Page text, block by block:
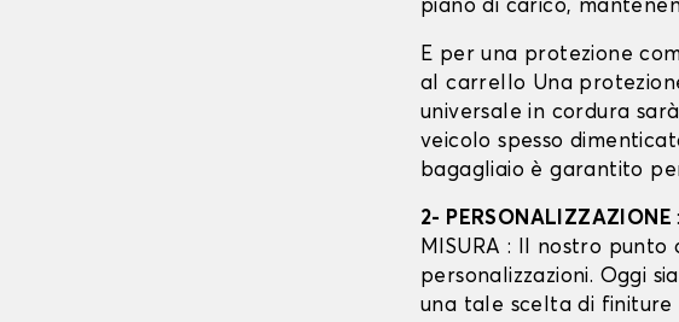
piano di carico,
E per una protezione
al carrello Una
universale in cordura
veicolo spesso
bagagliaio è garantito
2- PERSONALIZZAZIONE
MISURA : Il nostro
personalizzazioni. Oggi
una tale scelta di finiture